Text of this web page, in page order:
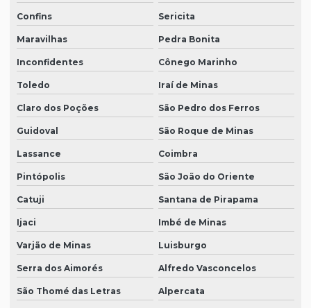
Confins Sericita
Maravilhas Pedra Bonita
Inconfidentes Cônego Marinho
Toledo Iraí de Minas
Claro dos Poções São Pedro dos Ferros
Guidoval São Roque de Minas
Lassance Coimbra
Pintópolis São João do Oriente
Catuji Santana de Pirapama
Ijaci Imbé de Minas
Varjão de Minas Luisburgo
Serra dos Aimorés Alfredo Vasconcelos
São Thomé das Letras Alpercata